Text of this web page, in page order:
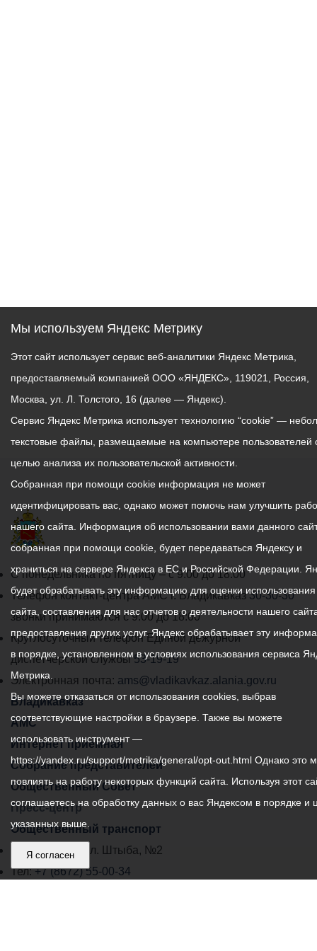
График
работы
администрации
местного
самоуправления
города
Владикавказ:
С понедельника по пятницу – с 9.00 до 18.00
Телефон контакт-центра АМС г. Владикавказ30-30-30
звонки принимаются с 9:00 до 18:00
Круглосуточный телефон Единой дежурной
диспетчерской службы53-19-19
Электронная почта: ams@vladikavkaz.alania.gov.ru
Владикавказ
АМС
Интернет приемная
Собрание представителей
Общественный Совет
Пресс-центр
Общественный транспорт
Владикавказ, пл. Штыба, №2
Тел:+7 (8672) 55-00-34
Мы используем Яндекс Метрику
Этот сайт использует сервис веб-аналитики Яндекс Метрика,
предоставляемый компанией ООО «ЯНДЕКС», 119021, Россия,
Москва, ул. Л. Толстого, 16 (далее — Яндекс).
Сервис Яндекс Метрика использует технологию “cookie” —
текстовые файлы, размещаемые на компьютере пользователей
целью анализа их пользовательской активности.
Собранная при помощи cookie информация не может
идентифицировать вас, однако может помочь нам улучшить
нашего сайта. Информация об использовании вами данного
собранная при помощи cookie, будет передаваться Яндексу и
храниться на сервере Яндекса в ЕС и Российской Федерации.
будет обрабатывать эту информацию для оценки
сайта, составления для нас отчетов о деятельности нашего
предоставления других услуг. Яндекс обрабатывает эту
в порядке, установленном в условиях использования сервиса
Метрика.
Вы можете отказаться от использования cookies, выбрав
соответствующие настройки в браузере. Также вы можете
использовать инструмент —
https://yandex.ru/support/metrika/general/opt-out.html Однако это
повлиять на работу некоторых функций сайта. Используя этот
соглашаетесь на обработку данных о вас Яндексом в порядке и
указанных выше.
Я согласен